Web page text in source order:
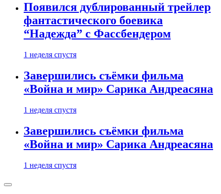
Появился дублированный трейлер
фантастического боевика
“Надежда” с Фассбендером
1 неделя спустя
Завершились съёмки фильма
«Война и мир» Сарика Андреасяна
1 неделя спустя
Завершились съёмки фильма
«Война и мир» Сарика Андреасяна
1 неделя спустя